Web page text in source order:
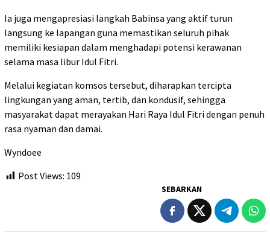
Ia juga mengapresiasi langkah Babinsa yang aktif turun
langsung ke lapangan guna memastikan seluruh pihak
memiliki kesiapan dalam menghadapi potensi kerawanan
selama masa libur Idul Fitri.
Melalui kegiatan komsos tersebut, diharapkan tercipta
lingkungan yang aman, tertib, dan kondusif, sehingga
masyarakat dapat merayakan Hari Raya Idul Fitri dengan penuh
rasa nyaman dan damai.
Wyndoee
Post Views: 109
SEBARKAN